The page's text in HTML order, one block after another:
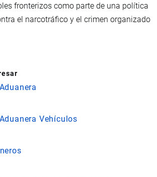
fronterizos como parte de una política
el narcotráfico y el crimen organizado
Vehículos